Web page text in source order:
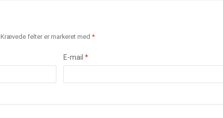
Krævede felter er markeret med *
E-mail *